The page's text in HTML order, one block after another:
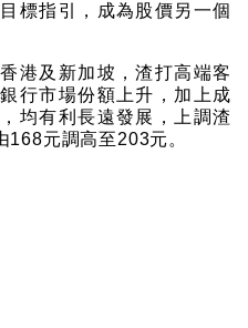
標指引，成為股價另一個
港及新加坡，渣打高端客
行市場份額上升，加上成
均有利長遠發展，上調渣
元調高至203元。